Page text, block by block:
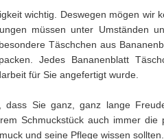
wichtig. Deswegen mögen wir
müssen unter Umständen
Täschchen aus
Jedes Bananenblatt
für Sie angefertigt wurde.
dass Sie ganz, ganz lange
Schmuckstück auch immer die
und seine Pflege wissen sollten.